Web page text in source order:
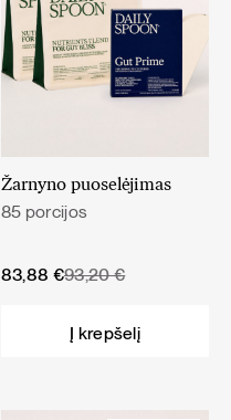
Žarnyno puoselėjimas
85 porcijos
93,20€
Original
83,88 €
Current
Į krepšelį